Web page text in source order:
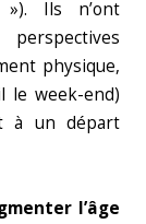
Ils n’ont
physique,
le week-end)
à un départ
l’âge